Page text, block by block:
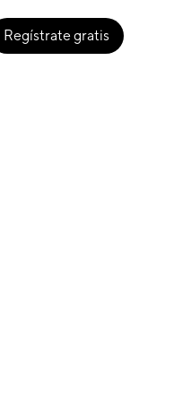
Regístrate gratis